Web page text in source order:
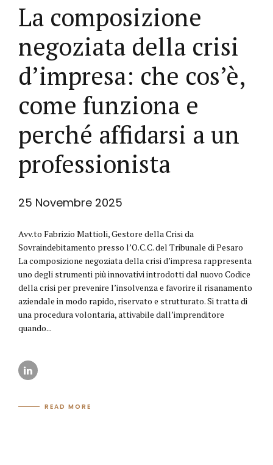
La composizione
negoziata della crisi
d’impresa: che cos’è,
come funziona e
perché affidarsi a un
professionista
25 Novembre 2025
Avv.to Fabrizio Mattioli, Gestore della Crisi da
Sovraindebitamento presso l’O.C.C. del Tribunale di Pesaro
La composizione negoziata della crisi d’impresa rappresenta
uno degli strumenti più innovativi introdotti dal nuovo Codice
della crisi per prevenire l’insolvenza e favorire il risanamento
aziendale in modo rapido, riservato e strutturato. Si tratta di
una procedura volontaria, attivabile dall’imprenditore
quando...
READ MORE